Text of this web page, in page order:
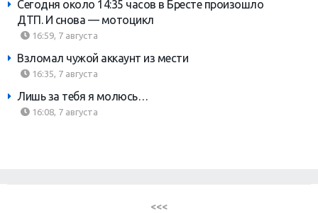
Сегодня около 14:35 часов в Бресте произошло
ДТП. И снова — мотоцикл
16:59, 7 августа
Взломал чужой аккаунт из мести
16:35, 7 августа
Лишь за тебя я молюсь…
16:08, 7 августа
<<<